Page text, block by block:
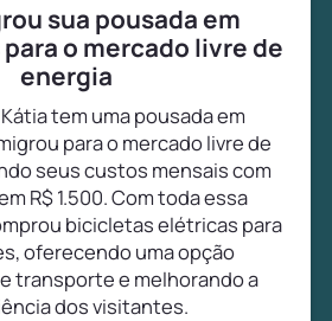
sua pousada em
o mercado livre de
energia
tem uma pousada em
para o mercado livre de
seus custos mensais com
R$ 1.500. Com toda essa
bicicletas elétricas para
oferecendo uma opção
transporte e melhorando a
dos visitantes.